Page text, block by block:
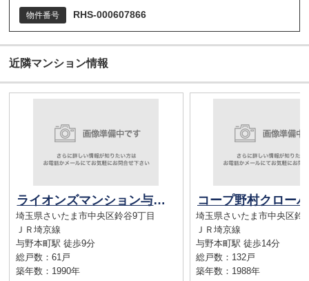
物件番号 RHS-000607866
近隣マンション情報
ライオンズマンション与野本町第5
埼玉県さいたま市中央区鈴谷9丁目
ＪＲ埼京線
与野本町駅 徒歩9分
総戸数：61戸
築年数：1990年
埼玉県さいたま市中央区鈴
ＪＲ埼京線
与野本町駅 徒歩14分
総戸数：132戸
築年数：1988年